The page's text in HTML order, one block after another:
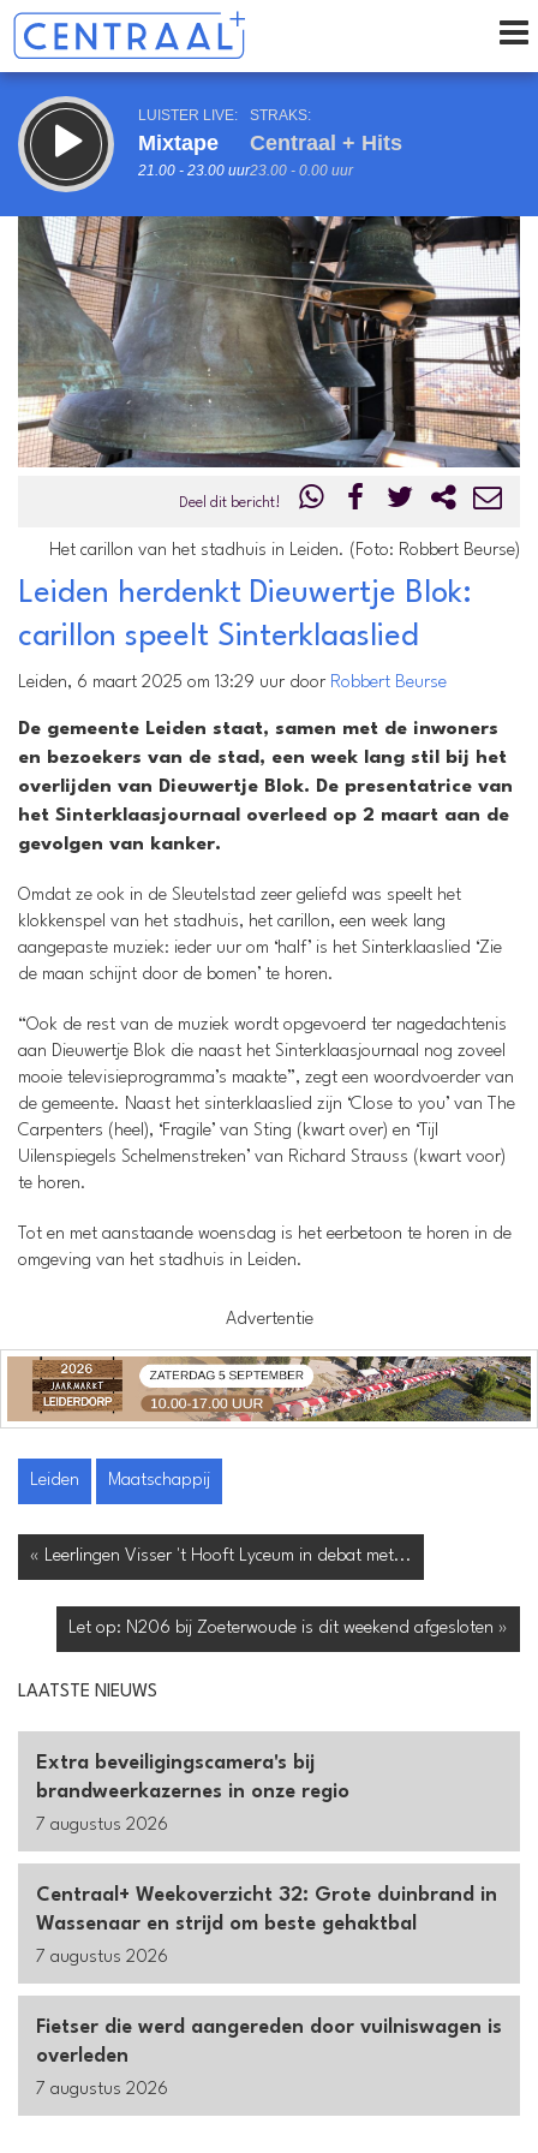
LUISTER LIVE:
Mixtape
21.00 - 23.00 uur
STRAKS:
Centraal + Hits
23.00 - 0.00 uur
Vorig uur uur 1 van 0 Volgend uur
Inklappen
Deel dit bericht!
Het carillon van het stadhuis in Leiden. (Foto: Robbert Beurse)
Leiden herdenkt Dieuwertje Blok:
carillon speelt Sinterklaaslied
Leiden, 6 maart 2025 om 13:29 uur door Robbert Beurse
De gemeente Leiden staat, samen met de inwoners
en bezoekers van de stad, een week lang stil bij het
overlijden van Dieuwertje Blok. De presentatrice van
het Sinterklaasjournaal overleed op 2 maart aan de
gevolgen van kanker.
Omdat ze ook in de Sleutelstad zeer geliefd was speelt het
klokkenspel van het stadhuis, het carillon, een week lang
aangepaste muziek: ieder uur om ‘half’ is het Sinterklaaslied ‘Zie
de maan schijnt door de bomen’ te horen.
“Ook de rest van de muziek wordt opgevoerd ter nagedachtenis
aan Dieuwertje Blok die naast het Sinterklaasjournaal nog zoveel
mooie televisieprogramma’s maakte”, zegt een woordvoerder van
de gemeente. Naast het sinterklaaslied zijn ‘Close to you’ van The
Carpenters (heel), ‘Fragile’ van Sting (kwart over) en ‘Tijl
Uilenspiegels Schelmenstreken’ van Richard Strauss (kwart voor)
te horen.
Tot en met aanstaande woensdag is het eerbetoon te horen in de
omgeving van het stadhuis in Leiden.
Advertentie
Leiden Maatschappij
« Leerlingen Visser 't Hooft Lyceum in debat met...
Let op: N206 bij Zoeterwoude is dit weekend afgesloten »
LAATSTE NIEUWS
Extra beveiligingscamera's bij
brandweerkazernes in onze regio
7 augustus 2026
Centraal+ Weekoverzicht 32: Grote duinbrand in
Wassenaar en strijd om beste gehaktbal
7 augustus 2026
Fietser die werd aangereden door vuilniswagen is
overleden
7 augustus 2026